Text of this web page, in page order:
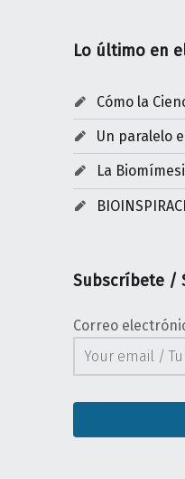
Lo último en
Cómo la
Un paralelo
La
Subscríbete /
Correo